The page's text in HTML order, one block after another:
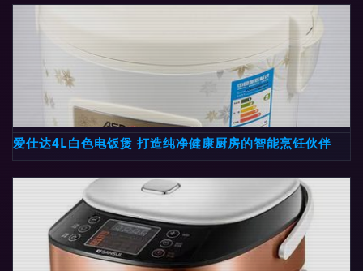
爱仕达4L白色电饭煲 打造纯净健康厨房的智能烹饪伙伴